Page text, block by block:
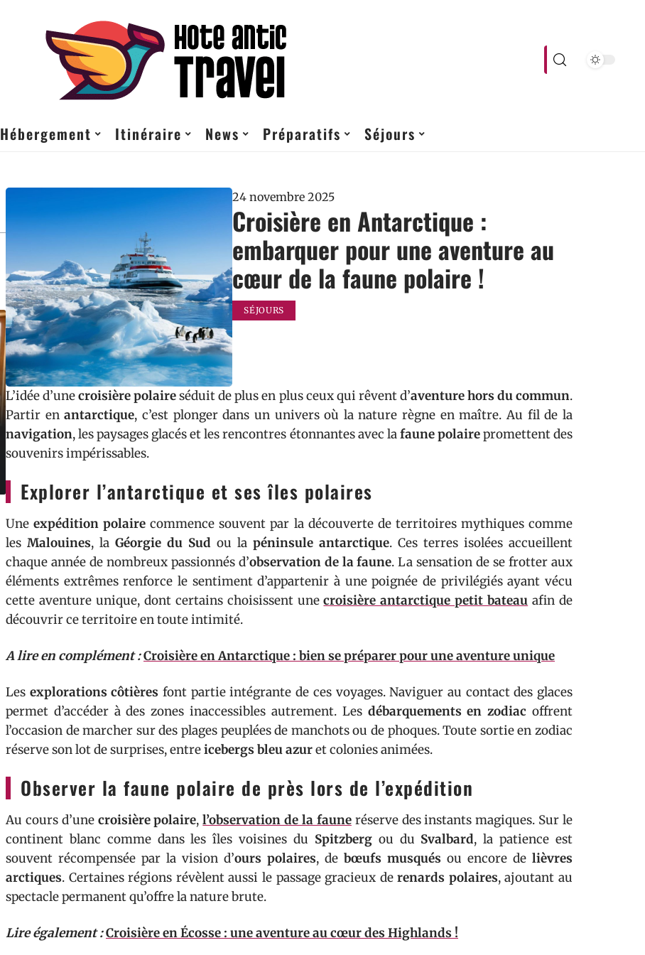
Hébergement Itinéraire News Préparatifs Séjours
24 novembre 2025
Croisière en Antarctique :
embarquer pour une aventure au
cœur de la faune polaire !
SÉJOURS
L’idée d’unecroisière polaireséduit de plus en plus ceux qui rêvent d’aventure hors du commun.
Partir enantarctique, c’est plonger dans un univers où la nature règne en maître. Au fil de la
navigation, les paysages glacés et les rencontres étonnantes avec lafaune polairepromettent des
souvenirs impérissables.
Explorer l’antarctique et ses îles polaires
Uneexpédition polaire commence souvent par la découverte de territoires mythiques comme
les Malouines, la Géorgie du Sud ou la péninsule antarctique. Ces terres isolées accueillent
chaque année de nombreux passionnés d’observation de la faune. La sensation de se frotter aux
éléments extrêmes renforce le sentiment d’appartenir à une poignée de privilégiés ayant vécu
cette aventure unique, dont certains choisissent unecroisière antarctique petit bateau afin de
découvrir ce territoire en toute intimité.
A lire en complément :Croisière en Antarctique : bien se préparer pour une aventure unique
Les explorations côtières font partie intégrante de ces voyages. Naviguer au contact des glaces
permet d’accéder à des zones inaccessibles autrement. Les débarquements en zodiac offrent
l’occasion de marcher sur des plages peuplées de manchots ou de phoques. Toute sortie en zodiac
réserve son lot de surprises, entreicebergs bleu azuret colonies animées.
Observer la faune polaire de près lors de l’expédition
Au cours d’une croisière polaire,l’observation de la fauneréserve des instants magiques. Sur le
continent blanc comme dans les îles voisines du Spitzbergou du Svalbard, la patience est
souvent récompensée par la vision d’ours polaires, de bœufs musqués ou encore de lièvres
arctiques. Certaines régions révèlent aussi le passage gracieux derenards polaires, ajoutant au
spectacle permanent qu’offre la nature brute.
Lire également :Croisière en Écosse : une aventure au cœur des Highlands !